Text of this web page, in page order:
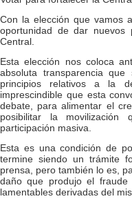
Con la elección que vamos
oportunidad de dar nuevos
Central.
Esta elección nos coloca
absoluta transparencia
principios relativos a la
imprescindible que esta
debate, para alimentar el
posibilitar la
participación masiva.
Esta es una condición de
termine siendo un trámite
prensa, pero también lo es,
daño que produjo el
lamentables derivadas del